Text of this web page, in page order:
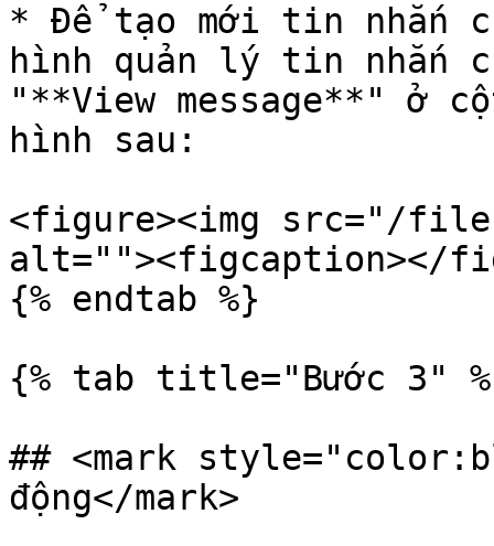
* Để tạo mới tin nhắn
hình quản lý tin nhắn
"**View message**" ở
hình sau:
<figure><img src="/files/
alt=""><figcaption></
{% endtab %}
{% tab title="Bước 3"
## <mark
động</mark>